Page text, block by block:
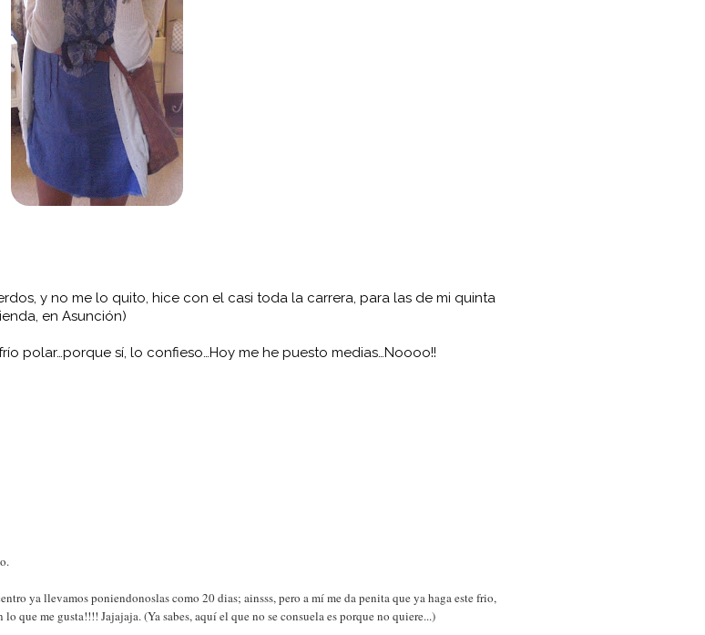
y no me lo quito, hice con el casi toda la carrera, para las de mi quinta
en Asunción)
polar…porque sí, lo confieso…Hoy me he puesto medias…Noooo!!
ya llevamos poniendonoslas como 20 dias; ainsss, pero a mí me da penita que ya haga este frio,
que me gusta!!!! Jajajaja. (Ya sabes, aquí el que no se consuela es porque no quiere...)